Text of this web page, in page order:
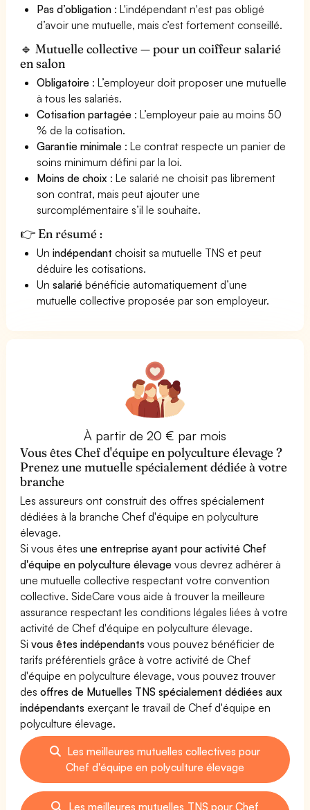
Pas d’obligation : L'indépendant n'est pas obligé
d’avoir une mutuelle, mais c’est fortement conseillé.
🔹 Mutuelle collective — pour un coiffeur salarié
en salon
Obligatoire : L’employeur doit proposer une mutuelle
à tous les salariés.
Cotisation partagée : L’employeur paie au moins 50
% de la cotisation.
Garantie minimale : Le contrat respecte un panier de
soins minimum défini par la loi.
Moins de choix : Le salarié ne choisit pas librement
son contrat, mais peut ajouter une
surcomplémentaire s’il le souhaite.
👉 En résumé :
Unindépendant choisit sa mutuelle TNS et peut
déduire les cotisations.
Unsalarié bénéficie automatiquement d’une
mutuelle collective proposée par son employeur.
À partir de 20 € par mois
Vous êtes Chef d'équipe en polyculture élevage ?
Prenez une mutuelle spécialement dédiée à votre
branche
Les assureurs ont construit des offres spécialement
dédiées à la branche Chef d'équipe en polyculture
élevage.
Si vous êtesune entreprise ayant pour activité Chef
d'équipe en polyculture élevage vous devrez adhérer à
une mutuelle collective respectant votre convention
collective. SideCare vous aide à trouver la meilleure
assurance respectant les conditions légales liées à votre
activité de Chef d'équipe en polyculture élevage.
Sivous êtes indépendants vous pouvez bénéficier de
tarifs préférentiels grâce à votre activité de Chef
d'équipe en polyculture élevage, vous pouvez trouver
desoffres de Mutuelles TNS spécialement dédiées aux
indépendants exerçant le travail de Chef d'équipe en
polyculture élevage.
Les meilleures mutuelles collectives pour
Chef d'équipe en polyculture élevage
Les meilleures mutuelles TNS pour Chef